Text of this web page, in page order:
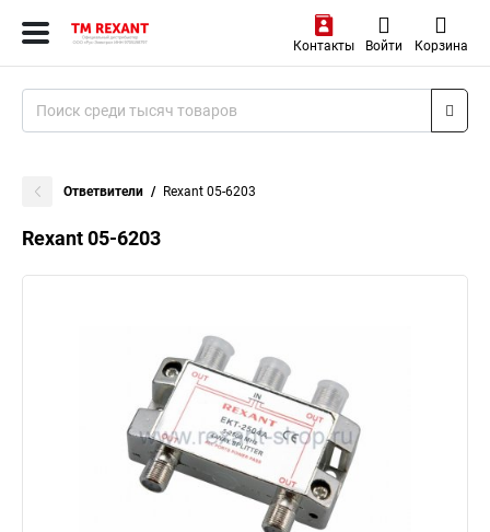
Контакты Войти Корзина
Ответвители Rexant 05-6203
Rexant 05-6203